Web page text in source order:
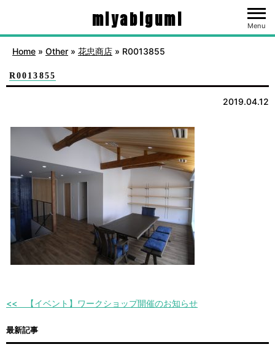
miyabigumi Menu
Home » Other » 花忠商店 » R0013855
R0013855
2019.04.12
【イベント】ワークショップ開催のお知らせ
最新記事